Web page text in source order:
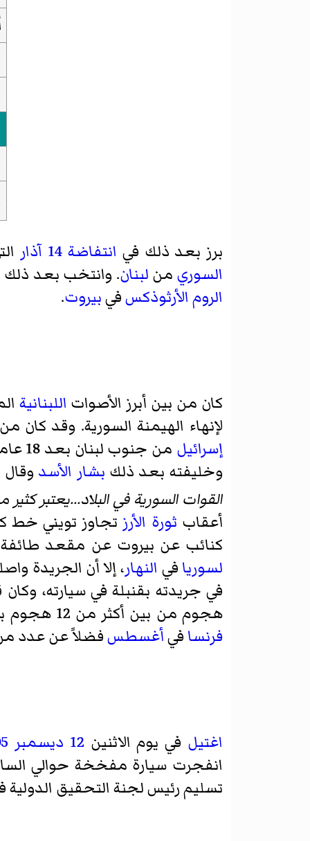
برز بعد ذلك في انتفاضة 14 آذار
السوري من لبنان. وانتخب بعد ذلك
الروم الأرثوذكسفيبيروت.
كان من بين أبرز الأصوات اللبنانية
لإنهاء الهيمنة السورية. وقد كان
إسرائيل من جنوب لبنان بعد 18 عاماً من الاحتلال. فقد وجه رسالة في خطاب مفتوح إلى نجل الرئيس
وخليفته بعد ذلك بشار الأسد وقال
القوات السورية في البلاد...يعتبر
أعقاب ثورة الأرز تجاوز تويني خط
كنائب عن بيروت عن مقعد طائفة
لسوريا في النهار، إلا أن الجريدة
في جريدته بقنبلة في سيارته، وكان
هجوم من بين أكثر من 12 هجوم بالتفجيرات على هذه الشاكلة. وقد أصبح تهديد التفجيرات من الخطورة حتى لجأ إلى
فرنسا فيأغسطسفضلاً عن عدد
اغتيل في يوم الاثنين 12 ديسمبر
انفجرت سيارة مفخخة حوالي الساعة
تسليم رئيس لجنة التحقيق الدولية